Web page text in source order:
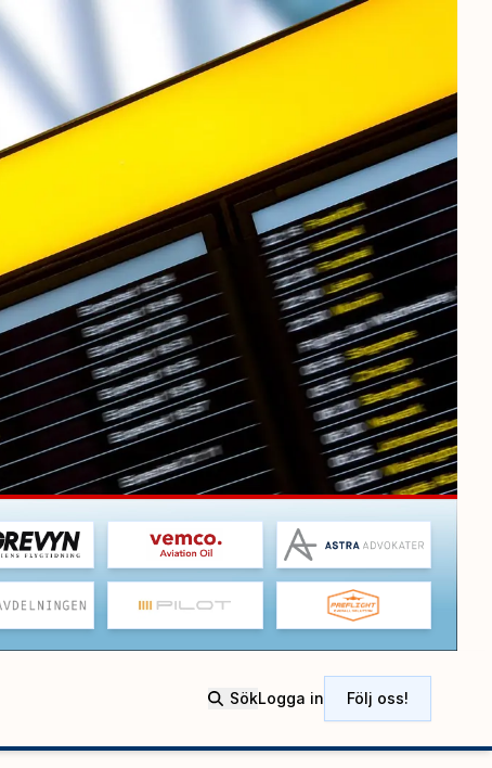
SökLogga in Följ oss!